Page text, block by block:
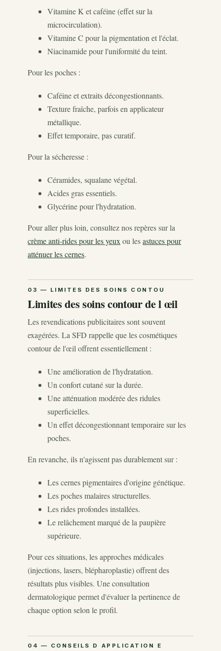
Vitamine K et caféine (effet sur la
microcirculation).
Vitamine C pour la pigmentation et l'éclat.
Niacinamide pour l'uniformité du teint.
Pour les poches :
Caféine et extraits décongestionnants.
Texture fraîche, parfois en applicateur
métallique.
Effet temporaire, pas curatif.
Pour la sécheresse :
Céramides, squalane végétal.
Acides gras essentiels.
Glycérine pour l'hydratation.
Pour aller plus loin, consultez nos repères sur la
crème anti-rides pour les yeux ou lesastuces pour
atténuer les cernes.
Limites des soins contour de l œil
Les revendications publicitaires sont souvent
exagérées. La SFD rappelle que les cosmétiques
contour de l'œil offrent essentiellement :
Une amélioration de l'hydratation.
Un confort cutané sur la durée.
Une atténuation modérée des ridules
superficielles.
Un effet décongestionnant temporaire sur les
poches.
En revanche, ils n'agissent pas durablement sur :
Les cernes pigmentaires d'origine génétique.
Les poches malaires structurelles.
Les rides profondes installées.
Le relâchement marqué de la paupière
supérieure.
Pour ces situations, les approches médicales
(injections, lasers, blépharoplastie) offrent des
résultats plus visibles. Une consultation
dermatologique permet d'évaluer la pertinence de
chaque option selon le profil.